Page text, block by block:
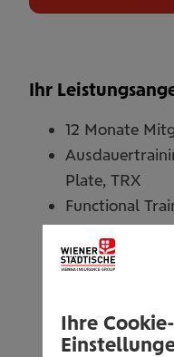
Ihr
12 Monate
Plate, TRX
Functional
Wellness,
Service,
Ihre Cookie-